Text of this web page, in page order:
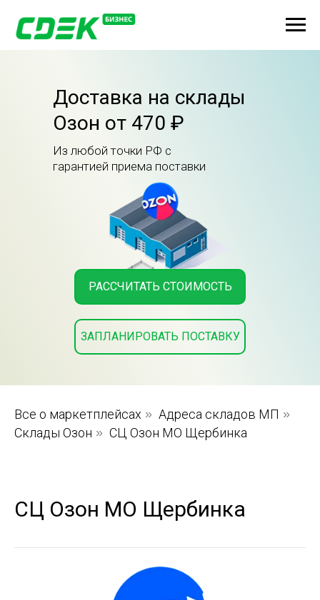
Доставка на склады
Озон от 470 ₽
РАССЧИТАТЬ СТОИМОСТЬ
Из любой точки РФ с
гарантией приема поставки
ЗАПЛАНИРОВАТЬ ПОСТАВКУ
Все о маркетплейсах » Адреса складов МП »
Склады Озон » СЦ Озон МО Щербинка
СЦ Озон МО Щербинка